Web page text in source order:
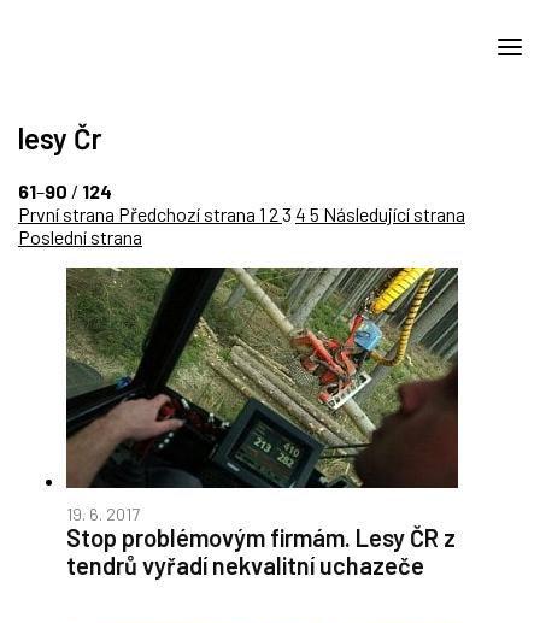
lesy Čr
61–90 / 124
První strana Předchozí strana 1 2 3 4 5 Následující strana
Poslední strana
19. 6. 2017
Stop problémovým firmám. Lesy ČR z
tendrů vyřadí nekvalitní uchazeče